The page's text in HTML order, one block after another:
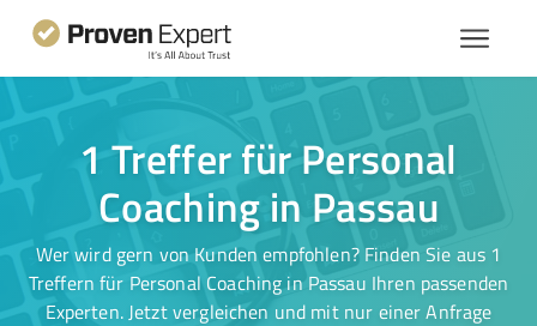
1 Treffer für Personal
Coaching in Passau
Wer wird gern von Kunden empfohlen? Finden Sie aus 1
Treffern für Personal Coaching in Passau Ihren passenden
Experten. Jetzt vergleichen und mit nur einer Anfrage